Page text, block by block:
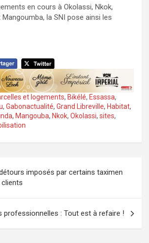
en cours à Okolassi, Nkok,
la SNI pose ainsi les
et logements, Bikélé, Essassa,
, Gabonactualité, Grand Libreville, Habitat,
, Mangouba, Nkok, Okolassi, sites,
imposés par certains taximen
professionnelles : Tout est à refaire !